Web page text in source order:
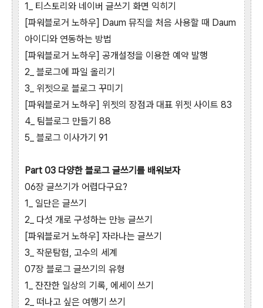
1_ 티스토리와 네이버 글쓰기 화면 익히기
[파워블로거 노하우] Daum 뮤직을 처음 사용할 때 Daum
아이디와 연동하는 방법
[파워블로거 노하우] 공개설정을 이용한 예약 발행
2_ 블로그에 파일 올리기
3_ 위젯으로 블로그 꾸미기
[파워블로거 노하우] 위젯의 장점과 대표 위젯 사이트 83
4_ 팀블로그 만들기 88
5_ 블로그 이사가기 91
Part 03 다양한 블로그 글쓰기를 배워보자
06장 글쓰기가 어렵다구요?
1_ 일단은 글쓰기
2_ 다섯 개로 구성하는 만능 글쓰기
[파워블로거 노하우] 자라나는 글쓰기
3_ 작문탐험, 고수의 세계
07장 블로그 글쓰기의 유형
1_ 잔잔한 일상의 기록, 에세이 쓰기
2_ 떠나고 싶은 여행기 쓰기